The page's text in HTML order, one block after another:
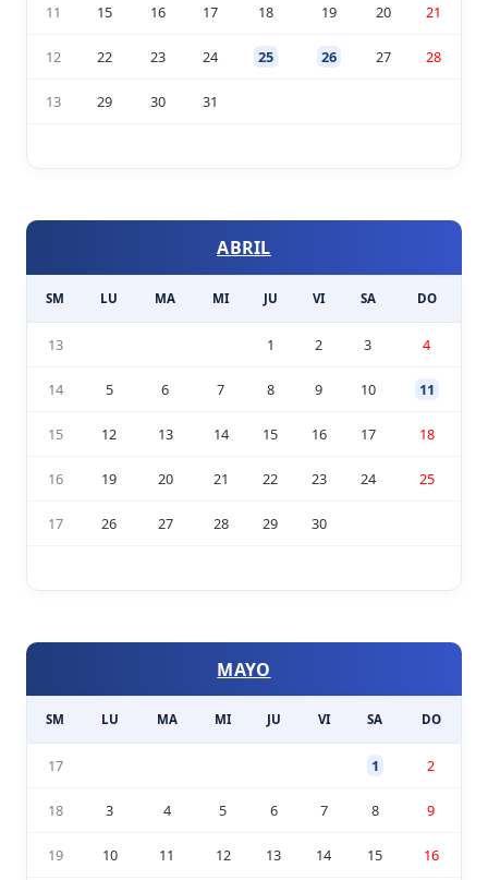
11 15 16 17 18 19 20 21
12 22 23 24 25 26 27 28
13 29 30 31
ABRIL
SM LU MA MI JU VI SA DO
13 1 2 3 4
14 5 6 7 8 9 10 11
15 12 13 14 15 16 17 18
16 19 20 21 22 23 24 25
17 26 27 28 29 30
MAYO
SM LU MA MI JU VI SA DO
17 1 2
18 3 4 5 6 7 8 9
19 10 11 12 13 14 15 16